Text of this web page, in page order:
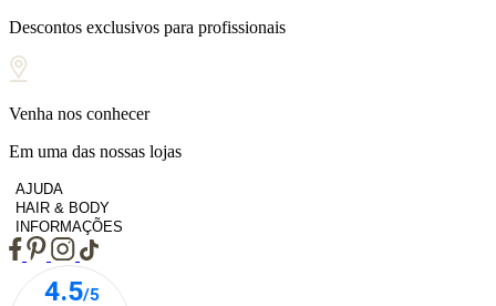
Descontos exclusivos para profissionais
Venha nos conhecer
Em uma das nossas lojas
AJUDA
HAIR & BODY
INFORMAÇÕES